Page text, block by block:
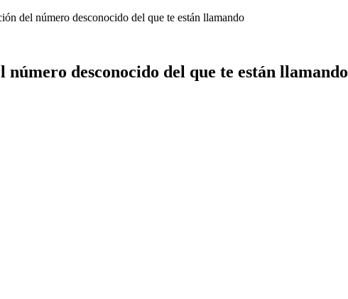
del número desconocido del que te están llamando
número desconocido del que te están llamando